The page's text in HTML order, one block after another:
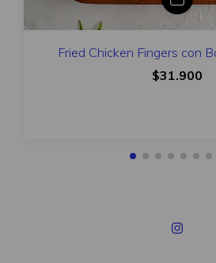
Fried Chicken Fingers con
$31.900